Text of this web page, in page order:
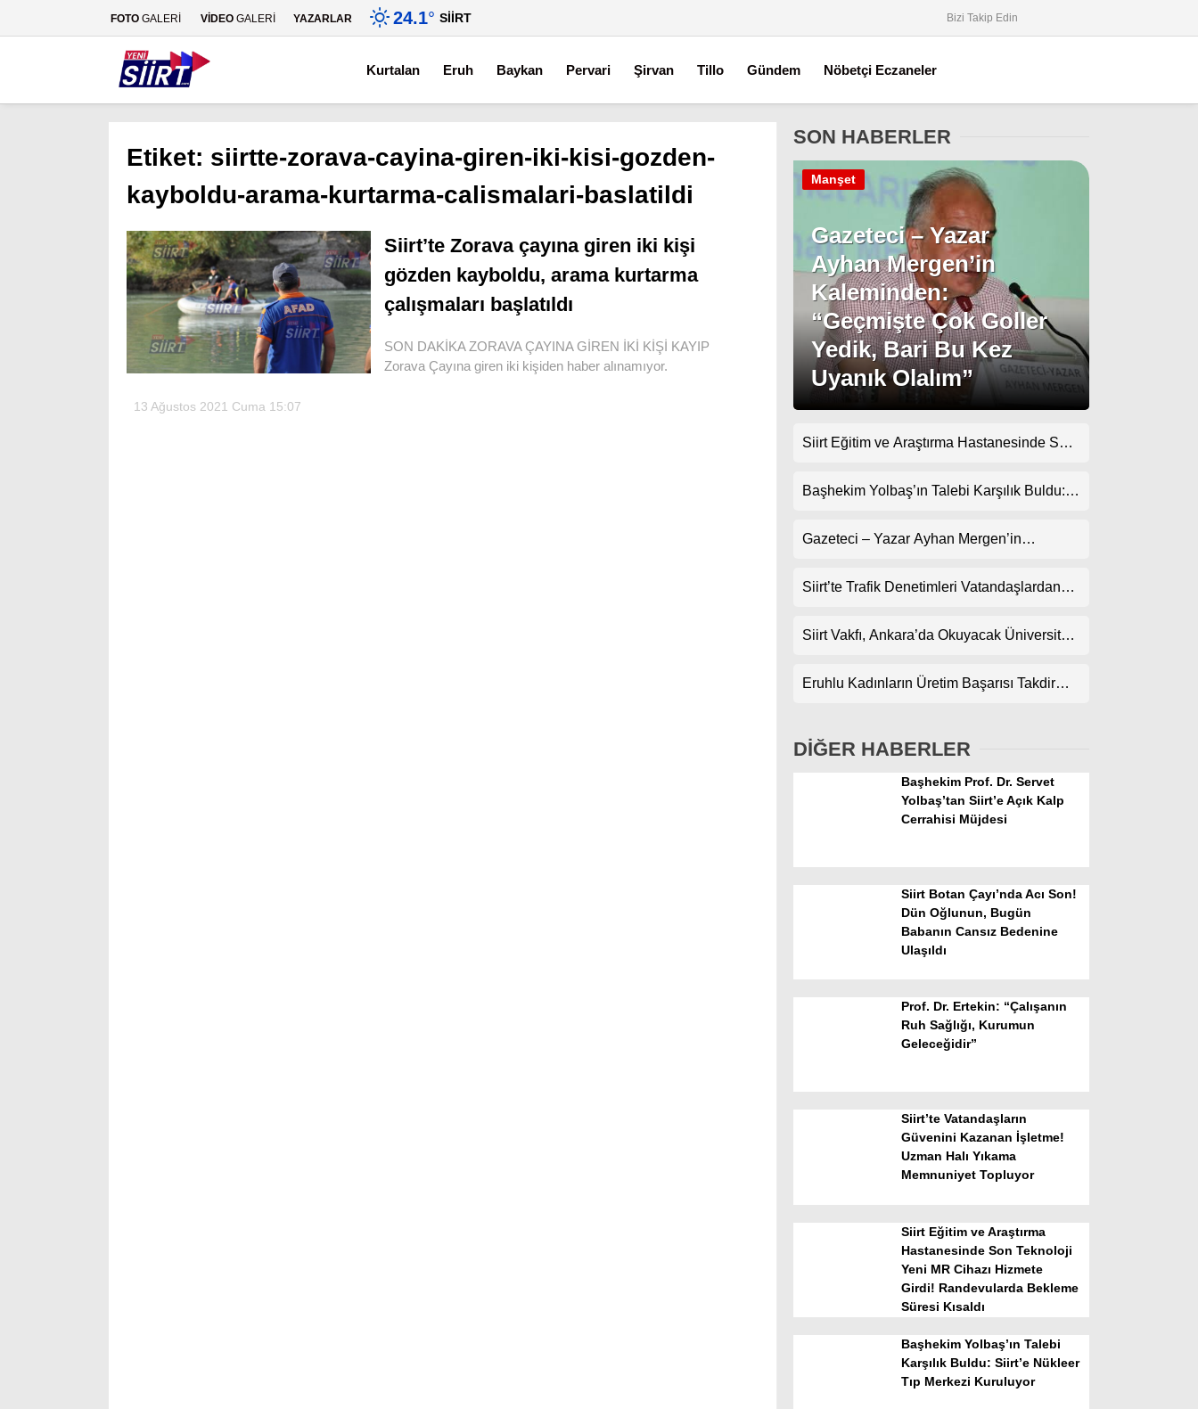
Gündem
Spor
Magazin
Instagram
FOTO GALERİ VİDEO GALERİ YAZARLAR 24.1° SIIRT Bizi Takip Edin
Kurtalan Eruh Baykan Pervari Şirvan Tillo Gündem Nöbetçi Eczaneler
Etiket: siirtte-zorava-cayina-giren-iki-kisi-gozden-
kayboldu-arama-kurtarma-calismalari-baslatildi
Siirt’te Zorava çayına giren iki kişi
gözden kayboldu, arama kurtarma
çalışmaları başlatıldı
SON DAKİKA ZORAVA ÇAYINA GİREN İKİ KİŞİ KAYIP
Zorava Çayına giren iki kişiden haber alınamıyor.
13 Ağustos 2021 Cuma 15:07
SON HABERLER
Gazeteci – Yazar
Ayhan Mergen’in
Kaleminden:
“Geçmişte Çok Goller
Yedik, Bari Bu Kez
Uyanık Olalım”
Manşet
Siirt Eğitim ve Araştırma Hastanesinde Son
Randevularda Bekleme Süresi Kısaldı
Başhekim Yolbaş’ın Talebi Karşılık Buldu:
Gazeteci – Yazar Ayhan Mergen’in
Kuralları”
Siirt’te Trafik Denetimleri Vatandaşlardan
Siirt Vakfı, Ankara’da Okuyacak Üniversite
Eruhlu Kadınların Üretim Başarısı Takdir
DİĞER HABERLER
Başhekim Prof. Dr. Servet
Yolbaş’tan Siirt’e Açık Kalp
Cerrahisi Müjdesi
Siirt Botan Çayı’nda Acı Son!
Dün Oğlunun, Bugün
Babanın Cansız Bedenine
Ulaşıldı
Prof. Dr. Ertekin: “Çalışanın
Ruh Sağlığı, Kurumun
Geleceğidir”
Siirt’te Vatandaşların
Güvenini Kazanan İşletme!
Uzman Halı Yıkama
Memnuniyet Topluyor
Siirt Eğitim ve Araştırma
Hastanesinde Son Teknoloji
Yeni MR Cihazı Hizmete
Girdi! Randevularda Bekleme
Süresi Kısaldı
Başhekim Yolbaş’ın Talebi
Karşılık Buldu: Siirt’e Nükleer
Tıp Merkezi Kuruluyor